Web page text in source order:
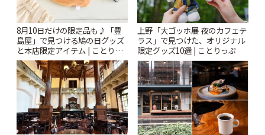
8月10日だけの限定品も♪「豊
島屋」で見つける鳩の日グッズ
と本店限定アイテム | ことりっ
ぷ
上野「大ゴッホ展 夜のカフェテ
ラス」で見つけた、オリジナル
限定グッズ10選 | ことりっぷ